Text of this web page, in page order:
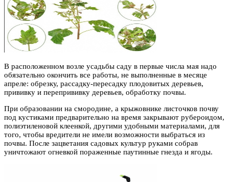
В расположенном возле усадьбы саду в первые числа мая надо
обязательно окончить все работы, не выполненные в месяце
апреле: обрезку, рассадку-пересадку плодовитых деревьев,
прививку и перепрививку деревьев, обработку почвы.
При образовании на смородине, а крыжовнике листочков почву
под кустиками предварительно на время закрывают рубероидом,
полиэтиленовой клеенкой, другими удобными материалами, для
того, чтобы вредители не имели возможности выбраться из
почвы. После зацветания садовых культур руками собрав
уничтожают огневкой пораженные паутинные гнезда и ягоды.